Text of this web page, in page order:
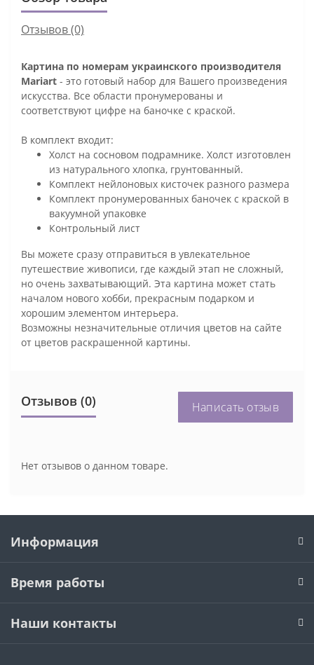
Отзывов (0)
Картина по номерам украинского производителя
Mariart - это готовый набор для Вашего произведения
искусства. Все области пронумерованы и
соответствуют цифре на баночке с краской.
В комплект входит:
Холст на сосновом подрамнике. Холст изготовлен
из натурального хлопка, грунтованный.
Комплект нейлоновых кисточек разного размера
Комплект пронумерованных баночек с краской в
вакуумной упаковке
Контрольный лист
Вы можете сразу отправиться в увлекательное
путешествие живописи, где каждый этап не сложный,
но очень захватывающий. Эта картина может стать
началом нового хобби, прекрасным подарком и
хорошим элементом интерьера.
Возможны незначительные отличия цветов на сайте
от цветов раскрашенной картины.
Отзывов (0) Написать отзыв
Нет отзывов о данном товаре.
Информация
Время работы
Наши контакты